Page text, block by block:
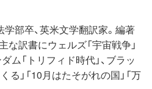
部卒、英米文学翻訳家。編著
主な訳書にウェルズ「宇宙戦争」
ム「トリフィド時代」、ブラッ
る」「10月はたそがれの国」「万